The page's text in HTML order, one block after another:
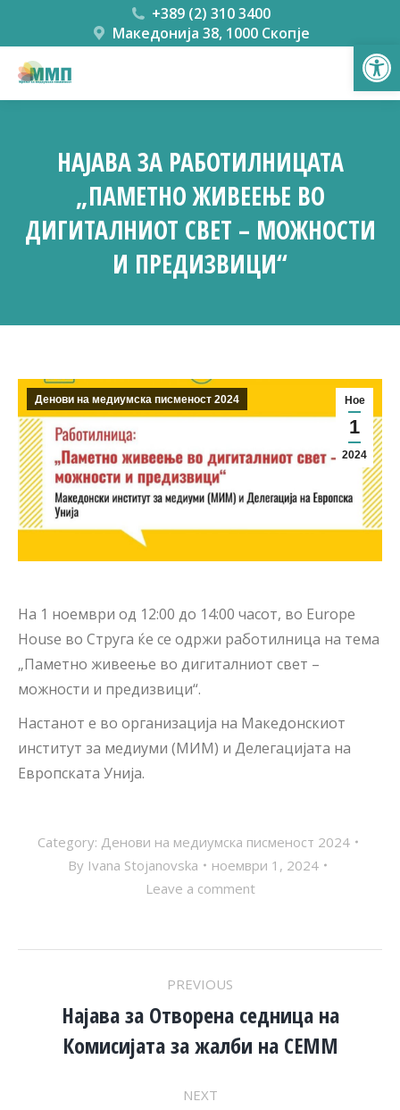
+389 (2) 310 3400
Македонија 38, 1000 Скопје
НАЈАВА ЗА РАБОТИЛНИЦАТА
„ПАМЕТНО ЖИВЕЕЊЕ ВО
ДИГИТАЛНИОТ СВЕТ – МОЖНОСТИ
И ПРЕДИЗВИЦИ“
Ное
1
2024
Денови на медиумска писменост 2024
На 1 ноември од 12:00 до 14:00 часот, во Europe
House во Струга ќе се одржи работилница на тема
„Паметно живеење во дигиталниот свет –
можности и предизвици“.
Настанот е во организација на Македонскиот
институт за медиуми (МИМ) и Делегацијата на
Европската Унија.
Category: Денови на медиумска писменост 2024
By Ivana Stojanovska
ноември 1, 2024
Leave a comment
NAVIGATION
PREVIOUS
Previous
post:
Најава за Отворена седница на
Комисијата за жалби на СЕММ
NEXT